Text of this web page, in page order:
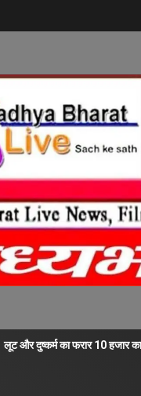
लूट और दुष्कर्म का फरार 10 हजार का